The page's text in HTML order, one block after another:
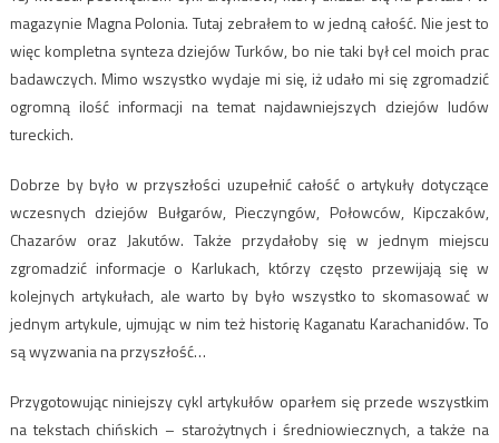
magazynie Magna Polonia. Tutaj zebrałem to w jedną całość. Nie jest to
więc kompletna synteza dziejów Turków, bo nie taki był cel moich prac
badawczych. Mimo wszystko wydaje mi się, iż udało mi się zgromadzić
ogromną ilość informacji na temat najdawniejszych dziejów ludów
tureckich.
Dobrze by było w przyszłości uzupełnić całość o artykuły dotyczące
wczesnych dziejów Bułgarów, Pieczyngów, Połowców, Kipczaków,
Chazarów oraz Jakutów. Także przydałoby się w jednym miejscu
zgromadzić informacje o Karlukach, którzy często przewijają się w
kolejnych artykułach, ale warto by było wszystko to skomasować w
jednym artykule, ujmując w nim też historię Kaganatu Karachanidów. To
są wyzwania na przyszłość…
Przygotowując niniejszy cykl artykułów oparłem się przede wszystkim
na tekstach chińskich – starożytnych i średniowiecznych, a także na